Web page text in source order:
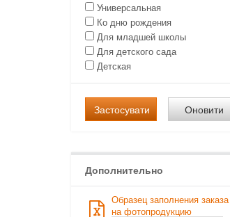
Универсальная
Ко дню рождения
Для младшей школы
Для детского сада
Детская
Застосувати Оновити
Дополнительно
Образец заполнения заказа
на фотопродукцию